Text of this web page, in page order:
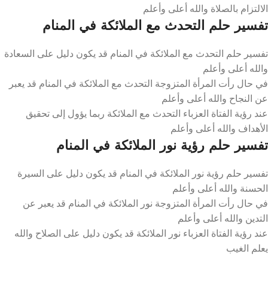
الالتزام بالصلاة والله أعلى وأعلم
تفسير حلم التحدث مع الملائكة في المنام
تفسير حلم التحدث مع الملائكة في المنام قد يكون دليل على السعادة
والله أعلى وأعلم
في حال رأت المرأة المتزوجة التحدث مع الملائكة في المنام قد يعبر
عن النجاح والله أعلى وأعلم
عند رؤية الفتاة العزباء التحدث مع الملائكة ربما يؤول إلى تحقيق
الأهداف والله أعلى وأعلم
تفسير حلم رؤية نور الملائكة في المنام
تفسير حلم رؤية نور الملائكة في المنام قد يكون دليل على السيرة
الحسنة والله أعلى وأعلم
في حال رأت المرأة المتزوجة نور الملائكة في المنام قد يعبر عن
التدين والله أعلى وأعلم
عند رؤية الفتاة العزباء نور الملائكة قد يكون دليل على الصلاح والله
يعلم الغيب